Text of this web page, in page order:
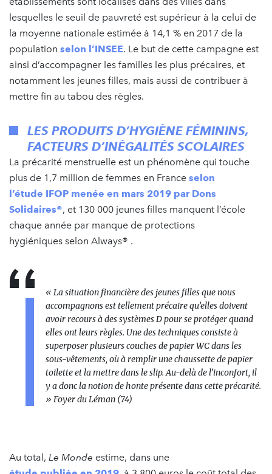
lesquelles le seuil de pauvreté est supérieur à la celui de
la moyenne nationale estimée à 14,1 % en 2017 de la
population selon l’INSEE. Le but de cette campagne est
ainsi d’accompagner les familles les plus précaires, et
notamment les jeunes filles, mais aussi de contribuer à
mettre fin au tabou des règles.
LES PRODUITS D’HYGIÈNE FÉMININS,
FACTEURS D’INÉGALITÉS SCOLAIRES
La précarité menstruelle est un phénomène qui touche
plus de 1,7 million de femmes en France selon
l’étude IFOP menée en mars 2019 par Dons
Solidaires®, et 130 000 jeunes filles manquent l’école
chaque année par manque de protections
hygiéniques selon Always® .
« La situation financière des jeunes filles que nous
accompagnons est tellement précaire qu’elles doivent
avoir recours à des systèmes D pour se protéger quand
elles ont leurs règles. Une des techniques consiste à
superposer plusieurs couches de papier WC dans les
sous-vêtements, où à remplir une chaussette de papier
toilette et la mettre dans le slip. Au-delà de l’inconfort, il
y a donc la notion de honte présente dans cette précarité.
» Foyer du Léman (74)
Au total, Le Monde estime, dans une